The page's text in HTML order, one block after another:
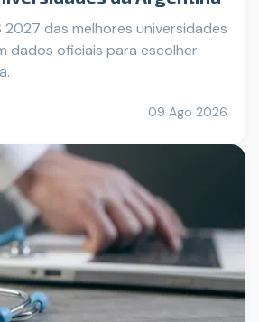
2027 das melhores universidades
dados oficiais para escolher
09 Ago 2026